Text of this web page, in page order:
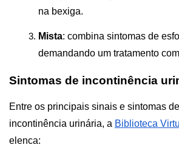
na bexiga.
Mista: combina sintomas de
demandando um tratamento
Sintomas de incontinência
Entre os principais sinais e sintomas
incontinência urinária, a Biblioteca
elenca: